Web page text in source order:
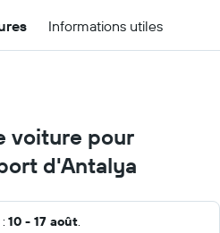
Informations utiles
voiture pour
d'Antalya
10 - 17 août.